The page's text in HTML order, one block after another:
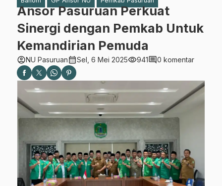
Ansor Pasuruan Perkuat
Sinergi dengan Pemkab Untuk
Kemandirian Pemuda
account_circleNU Pasuruancalendar_monthSel, 6 Mei 2025visibility941comment0 komentar